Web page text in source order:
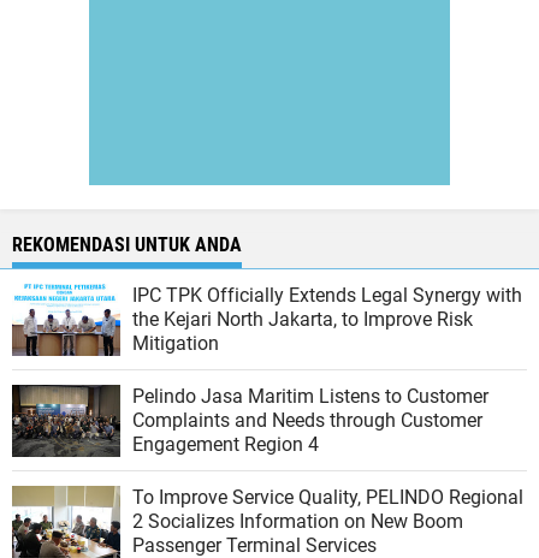
REKOMENDASI UNTUK ANDA
IPC TPK Officially Extends Legal Synergy with
the Kejari North Jakarta, to Improve Risk
Mitigation
Pelindo Jasa Maritim Listens to Customer
Complaints and Needs through Customer
Engagement Region 4
To Improve Service Quality, PELINDO Regional
2 Socializes Information on New Boom
Passenger Terminal Services